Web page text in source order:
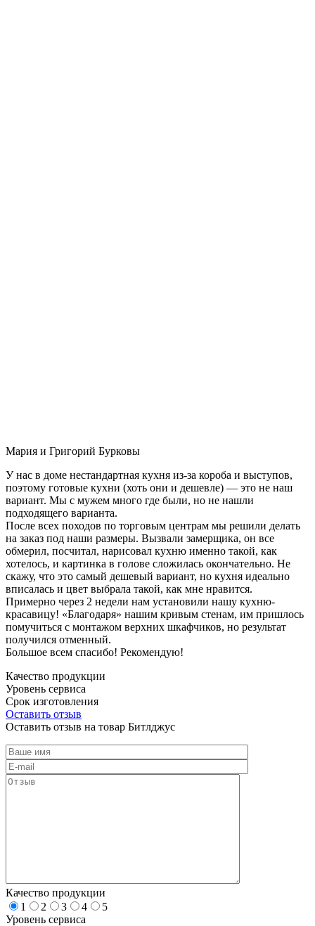
Мария и Григорий Бурковы
У нас в доме нестандартная кухня из-за короба и выступов,
поэтому готовые кухни (хоть они и дешевле) — это не наш
вариант. Мы с мужем много где были, но не нашли
подходящего варианта.
После всех походов по торговым центрам мы решили делать
на заказ под наши размеры. Вызвали замерщика, он все
обмерил, посчитал, нарисовал кухню именно такой, как
хотелось, и картинка в голове сложилась окончательно. Не
скажу, что это самый дешевый вариант, но кухня идеально
вписалась и цвет выбрала такой, как мне нравится.
Примерно через 2 недели нам установили нашу кухню-
красавицу! «Благодаря» нашим кривым стенам, им пришлось
помучиться с монтажом верхних шкафчиков, но результат
получился отменный.
Большое всем спасибо! Рекомендую!
Качество продукции
Уровень сервиса
Срок изготовления
Оставить отзыв
Оставить отзыв на товар Битлджус
Качество продукции
1
2 3 4
5
Уровень сервиса